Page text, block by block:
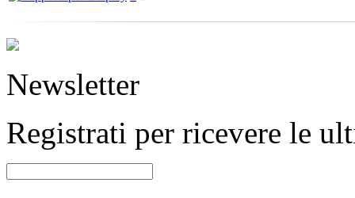
Newsletter
Registrati per ricevere le